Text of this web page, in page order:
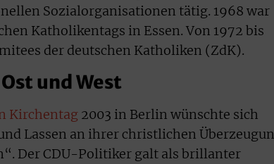
Sozialorganisationen tätig. 1968 war
Katholikentags in Essen. Von 1972 bis
der deutschen Katholiken (ZdK).
und West
Kirchentag 2003 in Berlin wünschte sich
Lassen an ihrer christlichen
Der CDU-Politiker galt als brillanter